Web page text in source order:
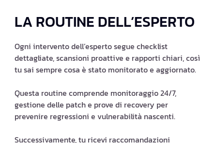
LA ROUTINE DELL’ESPERTO
Ogni intervento dell’esperto segue checklist
dettagliate, scansioni proattive e rapporti chiari, così
tu sai sempre cosa è stato monitorato e aggiornato.
Questa routine comprende monitoraggio 24/7,
gestione delle patch e prove di recovery per
prevenire regressioni e vulnerabilità nascenti.
Successivamente, tu ricevi raccomandazioni